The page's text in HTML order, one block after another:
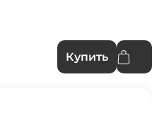
Купить